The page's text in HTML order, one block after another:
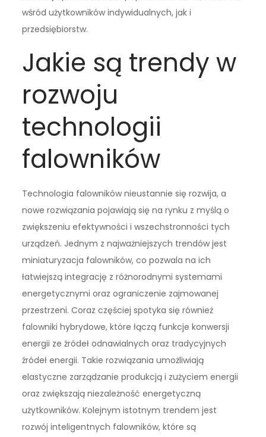
wśród użytkowników indywidualnych, jak i
przedsiębiorstw.
Jakie są trendy w
rozwoju
technologii
falowników
Technologia falowników nieustannie się rozwija, a
nowe rozwiązania pojawiają się na rynku z myślą o
zwiększeniu efektywności i wszechstronności tych
urządzeń. Jednym z najważniejszych trendów jest
miniaturyzacja falowników, co pozwala na ich
łatwiejszą integrację z różnorodnymi systemami
energetycznymi oraz ograniczenie zajmowanej
przestrzeni. Coraz częściej spotyka się również
falowniki hybrydowe, które łączą funkcje konwersji
energii ze źródeł odnawialnych oraz tradycyjnych
źródeł energii. Takie rozwiązania umożliwiają
elastyczne zarządzanie produkcją i zużyciem energii
oraz zwiększają niezależność energetyczną
użytkowników. Kolejnym istotnym trendem jest
rozwój inteligentnych falowników, które są